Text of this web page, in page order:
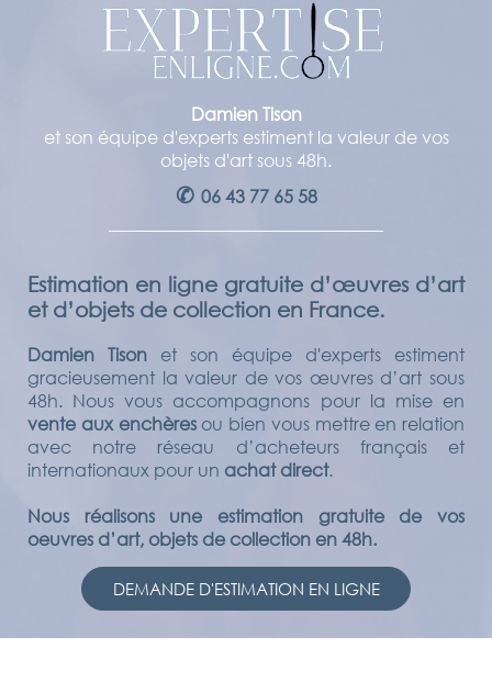
Damien Tison
et son équipe d'experts estiment la valeur de vos
objets d'art sous 48h.
✆ 06 43 77 65 58
Estimation en ligne gratuite d’œuvres d’art
et d’objets de collection en France.
Damien Tison et son équipe d'experts estiment
gracieusement la valeur de vos œuvres d’art sous
48h. Nous vous accompagnons pour la mise en
vente aux enchèresou bien vous mettre en relation
avec notre réseau d’acheteurs français et
internationaux pour un achat direct.
Nous réalisons une estimation gratuite de vos
oeuvres d’art, objets de collection en 48h.
DEMANDE D'ESTIMATION EN LIGNE